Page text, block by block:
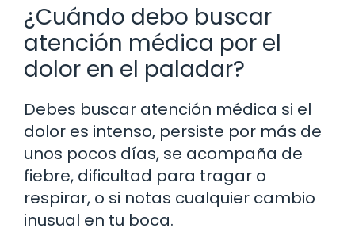
¿Cuándo debo buscar
atención médica por el
dolor en el paladar?
Debes buscar atención médica si el
dolor es intenso, persiste por más de
unos pocos días, se acompaña de
fiebre, dificultad para tragar o
respirar, o si notas cualquier cambio
inusual en tu boca.